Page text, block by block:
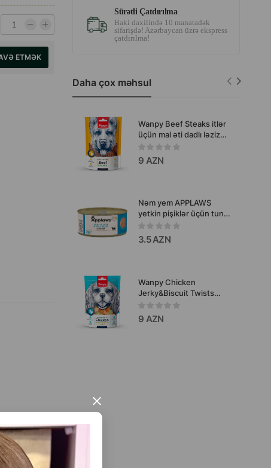
×
ETMƏK
Sürətli Çatdırılma
Baki daxilində 10 manatadək
sifarişdə! Azərbaycan üzrə ekspress
çatdırılma!
Daha çox məhsul
Wanpy Beef Steaks itlər
üçün mal əti dadlı ləziz
yemək 100 q.
9 AZN
Nəm yem APPLAWS
yetkin pişiklər üçün tuna
filesi və pendir ilə 70 qr.
3.5 AZN
Wanpy Chicken
Jerky&Biscuit Twists
qurudulmuş toyuq dadlı
itlər üçün lağım yem. 100
qr.
9 AZN